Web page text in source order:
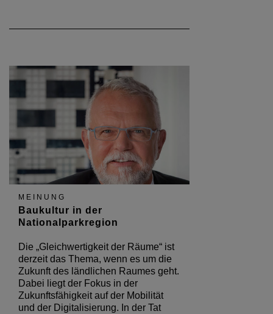
MEINUNG
Baukultur in der
Nationalparkregion
Die „Gleichwertigkeit der Räume“ ist
derzeit das Thema, wenn es um die
Zukunft des ländlichen Raumes geht.
Dabei liegt der Fokus in der
Zukunftsfähigkeit auf der Mobilität
und der Digitalisierung. In der Tat